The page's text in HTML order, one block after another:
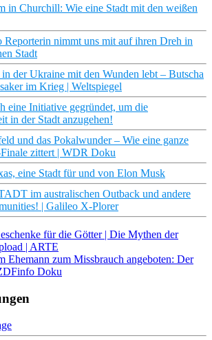
in Churchill: Wie eine Stadt mit den weißen
Reporterin nimmt uns mit auf ihren Dreh in
Stadt
der Ukraine mit den Wunden lebt – Butscha
im Krieg | Weltspiegel
eine Initiative gegründet, um die
in der Stadt anzugehen!
und das Pokalwunder – Wie eine ganze
zittert | WDR Doku
eine Stadt für und von Elon Musk
im australischen Outback und andere
| Galileo X-Plorer
für die Götter | Die Mythen der
| ARTE
Ehemann zum Missbrauch angeboten: Der
Doku